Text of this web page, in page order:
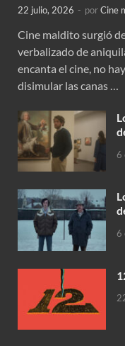
22 julio, 2026 - porCine
Cine maldito surgió
verbalizado de
encanta el cine, no
disimular las canas …
6
6